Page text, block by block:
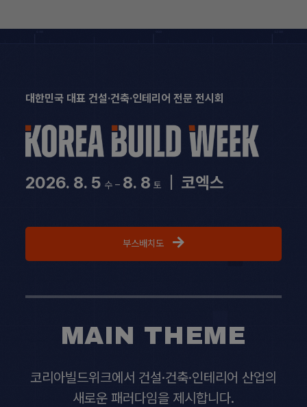
대한민국 대표 건설·건축·인테리어 전문 전시회
2026. 8. 5 수 – 8. 8 토 코엑스
부스배치도
MAIN THEME
코리아빌드위크에서 건설·건축·인테리어 산업의
새로운 패러다임을 제시합니다.